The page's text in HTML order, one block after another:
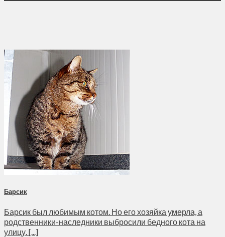
Барсик
Барсик был любимым котом. Но его хозяйка умерла, а
родственники-наследники выбросили бедного кота на
улицу. [...]